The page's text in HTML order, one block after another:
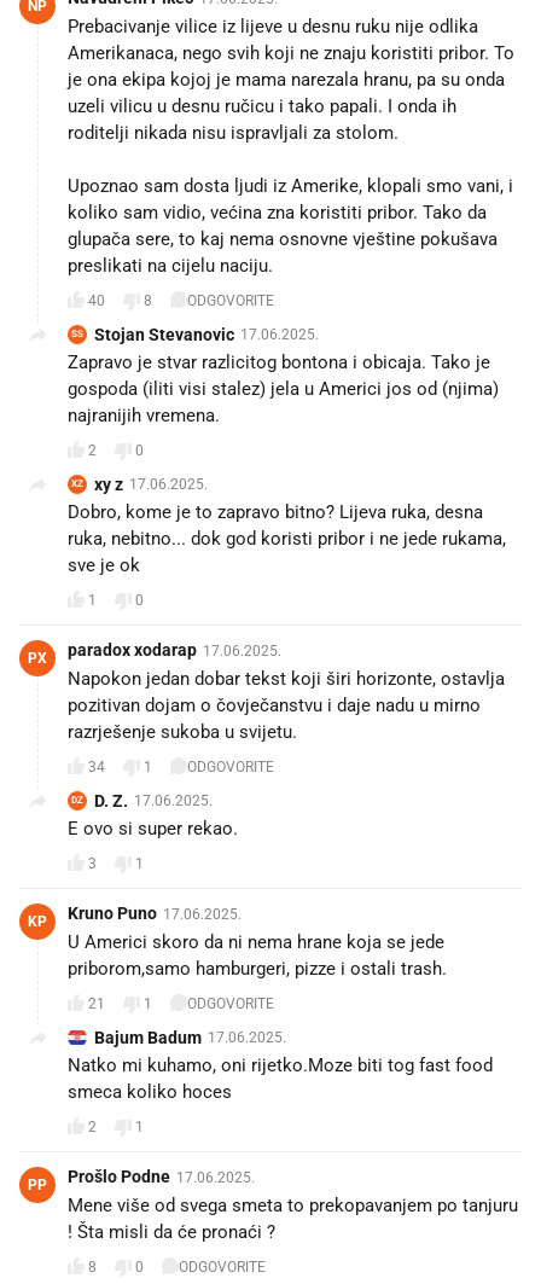
NP
Prebacivanje vilice iz lijeve u desnu ruku nije odlika
Amerikanaca, nego svih koji ne znaju koristiti pribor. To
je ona ekipa kojoj je mama narezala hranu, pa su onda
uzeli vilicu u desnu ručicu i tako papali. I onda ih
roditelji nikada nisu ispravljali za stolom.
Upoznao sam dosta ljudi iz Amerike, klopali smo vani, i
koliko sam vidio, većina zna koristiti pribor. Tako da
glupača sere, to kaj nema osnovne vještine pokušava
preslikati na cijelu naciju.
40 8 ODGOVORITE
SS Stojan Stevanovic 17.06.2025.
Zapravo je stvar razlicitog bontona i obicaja. Tako je
gospoda (iliti visi stalez) jela u Americi jos od (njima)
najranijih vremena.
2 0
XZ xy z 17.06.2025.
Dobro, kome je to zapravo bitno? Lijeva ruka, desna
ruka, nebitno... dok god koristi pribor i ne jede rukama,
sve je ok
1 0
PX paradox xodarap 17.06.2025.
Napokon jedan dobar tekst koji širi horizonte, ostavlja
pozitivan dojam o čovječanstvu i daje nadu u mirno
razrješenje sukoba u svijetu.
34 1 ODGOVORITE
DZ D. Z. 17.06.2025.
E ovo si super rekao.
3 1
KP Kruno Puno 17.06.2025.
U Americi skoro da ni nema hrane koja se jede
priborom,samo hamburgeri, pizze i ostali trash.
21 1 ODGOVORITE
Bajum Badum 17.06.2025.
Natko mi kuhamo, oni rijetko.Moze biti tog fast food
smeca koliko hoces
2 1
PP Prošlo Podne 17.06.2025.
Mene više od svega smeta to prekopavanjem po tanjuru
! Šta misli da će pronaći ?
8 0 ODGOVORITE